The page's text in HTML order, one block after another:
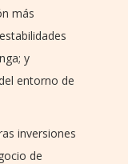
más
y
entorno de
inversiones
de